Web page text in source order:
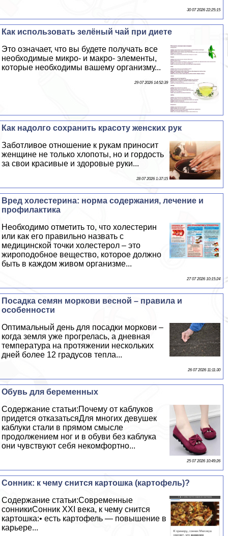
30 07 2026 22:25:15
Как использовать зелёный чай при диете
Это означает, что вы будете получать все
необходимые микро- и макро- элементы,
которые необходимы вашему организму...
29 07 2026 14:52:39
Как надолго сохранить красоту женских рук
Заботливое отношение к рукам приносит
женщине не только хлопоты, но и гордость
за свои красивые и здоровые руки...
28 07 2026 1:37:15
Вред холестерина: норма содержания, лечение и
профилактика
Необходимо отметить то, что холестерин
или как его правильно назвать с
медицинской точки холестерол – это
жироподобное вещество, которое должно
быть в каждом живом организме...
27 07 2026 10:15:24
Посадка семян моркови весной – правила и
особенности
Оптимальный день для посадки моркови –
когда земля уже прогрелась, а дневная
температура на протяжении нескольких
дней более 12 градусов тепла...
26 07 2026 11:11:30
Обувь для беременных
Содержание статьи:Почему от каблуков
придется отказатьсяДля многих дeвyшек
каблуки стали в прямом смысле
продолжением ног и в обуви без каблука
они чувствуют себя некомфортно...
25 07 2026 10:49:26
Сонник: к чему снится картошка (картофель)?
Содержание статьи:Современные
сонникиСонник ХХI века, к чему снится
картошка:• есть картофель — повышение в
карьере...